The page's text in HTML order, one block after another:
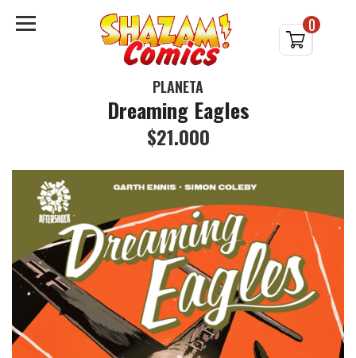
0
PLANETA
Dreaming Eagles
$21.000